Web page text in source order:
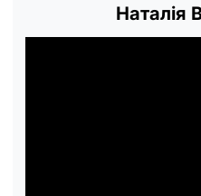
Наталія